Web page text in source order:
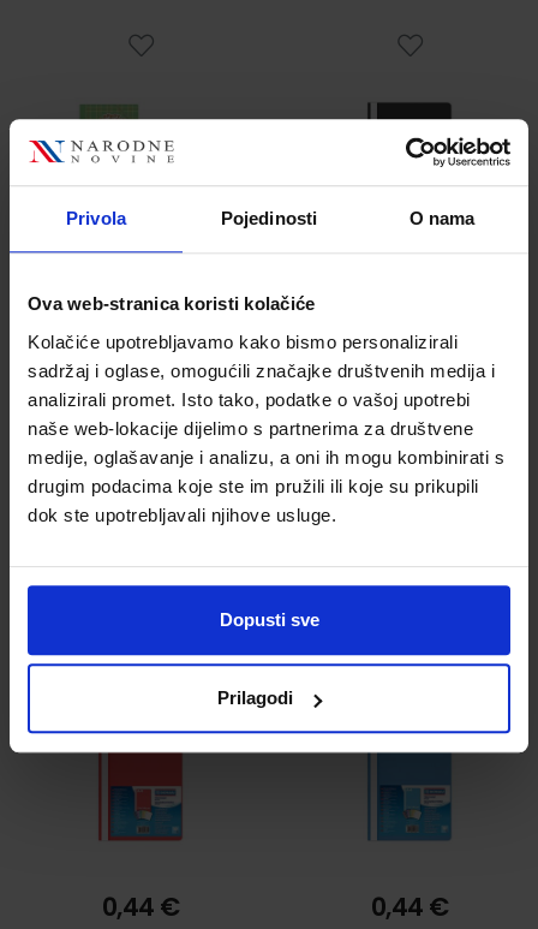
Privola Pojedinosti O nama
Ova web-stranica koristi kolačiće
Kolačiće upotrebljavamo kako bismo personalizirali
sadržaj i oglase, omogućili značajke društvenih medija i
analizirali promet. Isto tako, podatke o vašoj upotrebi
naše web-lokacije dijelimo s partnerima za društvene
medije, oglašavanje i analizu, a oni ih mogu kombinirati s
drugim podacima koje ste im pružili ili koje su prikupili
dok ste upotrebljavali njihove usluge.
Dopusti sve
Prilagodi
Fascikl euro
mehanika PP A4,
Šifra proizvoda
0,44 €
Fascikl euro
mehanika PP A4,
Šifra proizvoda
0,44 €